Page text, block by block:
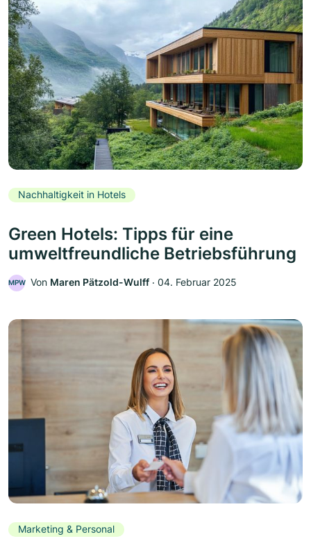
Nachhaltigkeit in Hotels
Green Hotels: Tipps für eine
umweltfreundliche Betriebsführung
MPW Von Maren Pätzold-Wulff ‧ 04. Februar 2025
Marketing & Personal